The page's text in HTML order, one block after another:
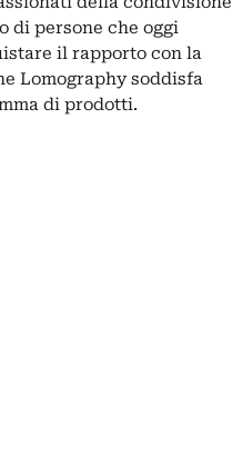
di persone che oggi
il rapporto con la
Lomography soddisfa
di prodotti.